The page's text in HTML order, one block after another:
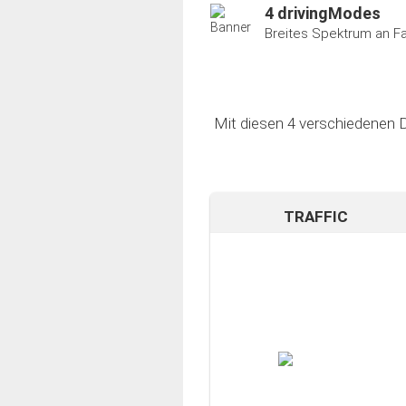
4 drivingModes
Breites Spektrum an
Mit diesen 4 verschiedenen
TRAFFIC